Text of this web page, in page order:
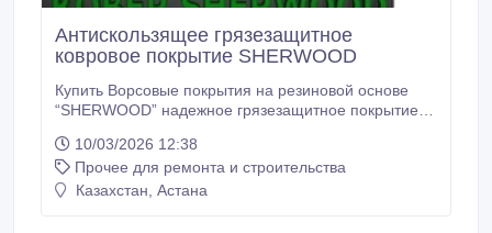
Антискользящее грязезащитное
ковровое покрытие SHERWOOD
Купить Ворсовые покрытия на резиновой основе
“SHERWOOD” надежное грязезащитное покрытие
Ковровое покрытие на резиновой основе
“SHERWOOD” предназначено для задержания
мокрой грязи и снега с подошв посетителей на
10/03/2026 12:38
Прочее для ремонта и строительства
Казахстан, Астана